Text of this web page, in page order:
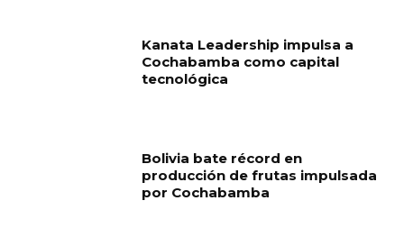
Kanata Leadership impulsa a
Cochabamba como capital
tecnológica
Bolivia bate récord en
producción de frutas impulsada
por Cochabamba